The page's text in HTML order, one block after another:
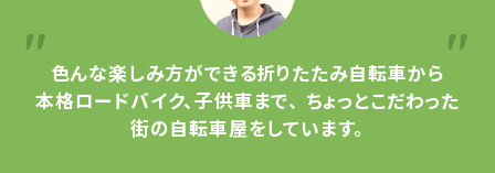
色んな楽しみ方ができる折りたたみ自転車から
本格ロードバイク、子供車まで、 ちょっとこだわった
街の自転車屋をしています。